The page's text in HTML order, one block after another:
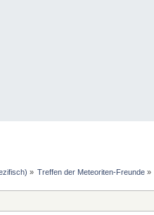
» Treffen der Meteoriten-Freunde»